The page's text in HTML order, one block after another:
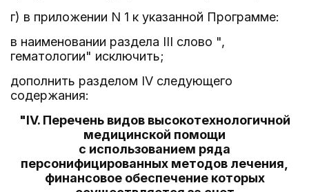
г) в приложении N 1 к указанной Программе:
в наименовании раздела III слово ",
гематологии" исключить;
дополнить разделом IV следующего
содержания:
"IV. Перечень видов высокотехнологичной
медицинской помощи
с использованием ряда
персонифицированных методов лечения,
финансовое обеспечение которых